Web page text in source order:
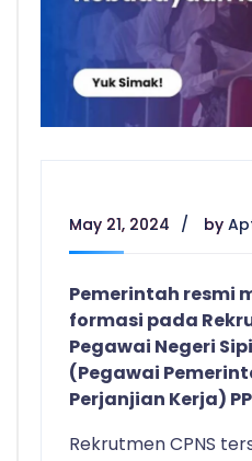
May 21, 2024 by
Pemerintah resmi
formasi pada
Pegawai Negeri
(Pegawai
Perjanjian Kerja)
Rekrutmen CPNS